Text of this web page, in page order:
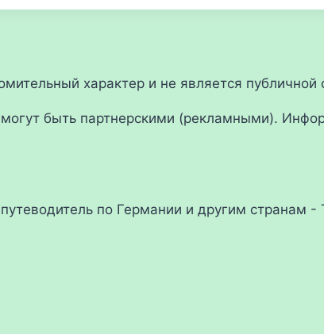
характер и не является публичной
быть партнерскими (рекламными).
по Германии и другим странам -